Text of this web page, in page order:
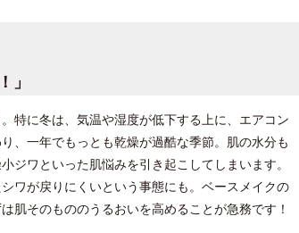
」
特に冬は、気温や湿度が低下する上に、エアコン
、一年でもっとも乾燥が過酷な季節。肌の水分も
ジワといった肌悩みを引き起こしてしまいます。
ワが戻りにくいという事態にも。ベースメイクの
肌そのもののうるおいを高めることが急務です！